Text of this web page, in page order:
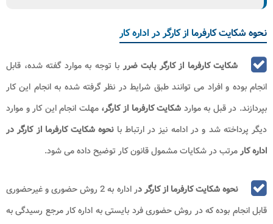
نحوه شکایت کارفرما از کارگر در اداره کار
شکایت کارفرما از کارگر بابت ضرر با توجه به موارد گفته شده، قابل
انجام بوده و افراد می توانند طبق شرایط در نظر گرفته شده به انجام این کار
بپردازند. در قبل به موارد شکایت کارفرما از کارگر، مهلت انجام این کار و موارد
دیگر پرداخته شد و در ادامه نیز در ارتباط بانحوه شکایت کارفرما از کارگر در
اداره کارمرتب در شکایات مشمول قانون کار توضیح داده می شود.
نحوه شکایت کارفرما از کارگر د
ر اداره به 2 روش حضوری و غیرحضوری
قابل انجام بوده که در روش حضوری فرد بایستی به اداره کار مرجع رسیدگی به